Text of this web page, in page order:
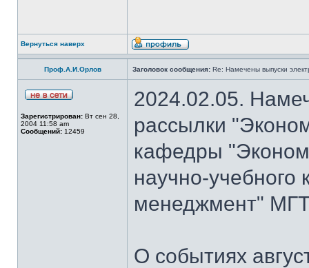
Вернуться наверх
Проф.А.И.Орлов Заголовок сообщения: Re: Намечены выпуски
Зарегистрирован: Вт сен 28,
2004 11:58 am
Сообщений: 12459
2024.02.05.
рассылки
кафедры
научно-
менеджмент"
О событиях